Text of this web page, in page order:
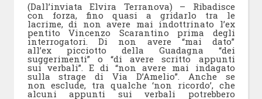
(Dall’inviata Elvira Terranova) – Ribadisce
con forza, fino quasi a gridarlo tra le
lacrime, di non avere mai indottrinato l’ex
pentito Vincenzo Scarantino prima degli
interrogatori. Di non avere “mai dato”
all’ex picciotto della Guadagna “dei
suggerimenti” o “di avere scritto appunti
sui verbali”. E di “non avere mai indagato
sulla strage di Via D’Amelio”. Anche se
non esclude, tra qualche ‘non ricordo’, che
alcuni appunti sui verbali potrebbero